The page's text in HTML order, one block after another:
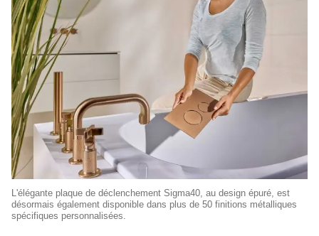
L'élégante plaque de déclenchement Sigma40, au design épuré, est
désormais également disponible dans plus de 50 finitions métalliques
spécifiques personnalisées.